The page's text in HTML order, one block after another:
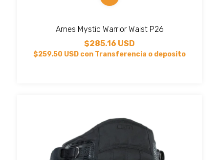
Arnes Mystic Warrior Waist P26
$285.16 USD
$259.50 USD con Transferencia o deposito